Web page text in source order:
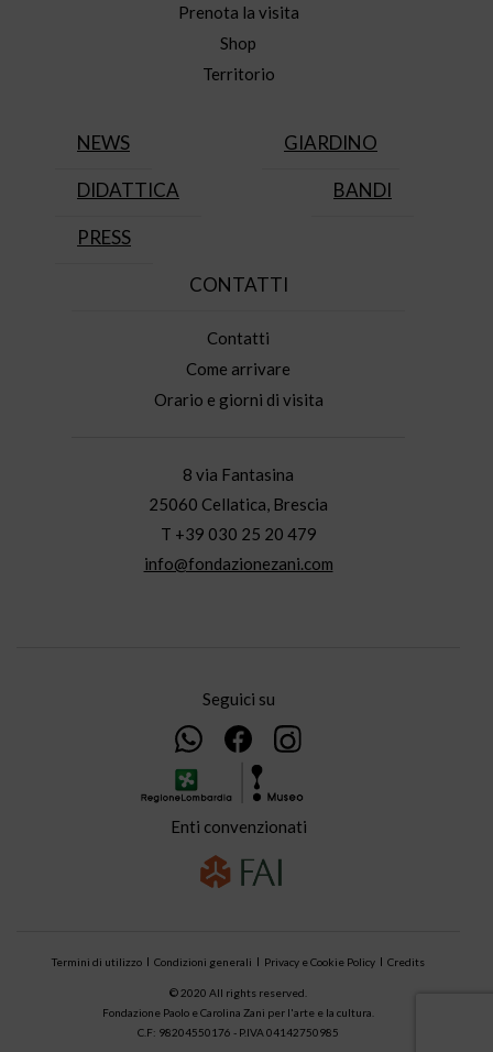
Prenota la visita
Shop
Territorio
NEWS GIARDINO
DIDATTICA BANDI
PRESS
CONTATTI
Contatti
Come arrivare
Orario e giorni di visita
8 via Fantasina
25060 Cellatica, Brescia
T +39 030 25 20 479
info@fondazionezani.com
Seguici su
Enti convenzionati
Termini di utilizzo Condizioni generali Privacy e Cookie Policy Credits
© 2020 All rights reserved.
Fondazione Paolo e Carolina Zani per l'arte e la cultura.
C.F: 98204550176 - P.IVA 04142750985